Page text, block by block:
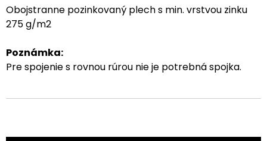
Obojstranne pozinkovaný plech s min. vrstvou zinku
275 g/m2
Poznámka:
Pre spojenie s rovnou rúrou nie je potrebná spojka.